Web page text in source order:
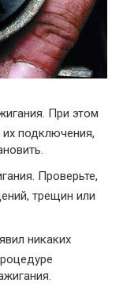
При этом
подключения,
Проверьте,
трещин или
никаких